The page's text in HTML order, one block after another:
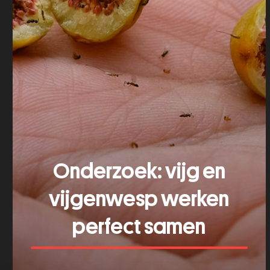
Onderzoek: vijg en
vijgenwesp werken
perfect samen